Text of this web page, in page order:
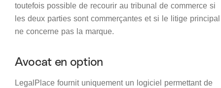
toutefois possible de recourir au tribunal de commerce si
les deux parties sont commerçantes et si le litige principal
ne concerne pas la marque.
Avocat en option
LegalPlace fournit uniquement un logiciel permettant de